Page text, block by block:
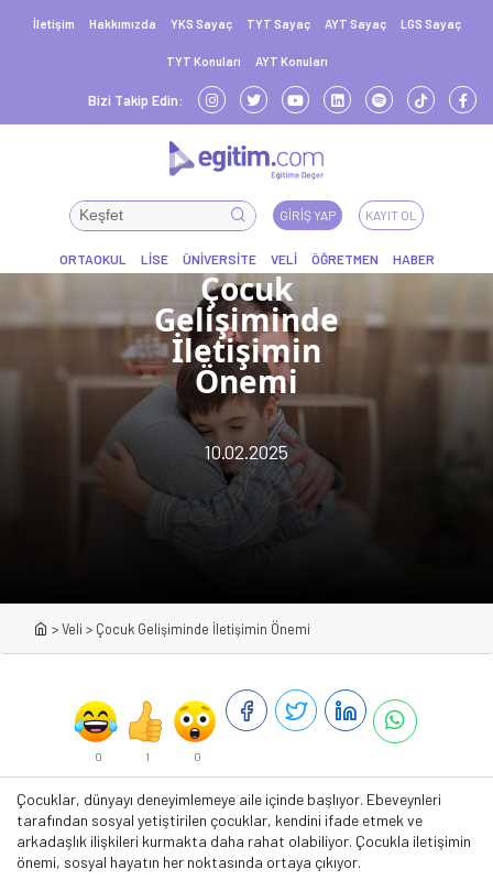
İletişim Hakkımızda YKS Sayaç TYT Sayaç AYT Sayaç LGS Sayaç
TYT Konuları AYT Konuları
Bizi Takip Edin:
GIRIŞ YAP KAYIT OL
Çocuk
Gelişiminde
İletişimin
Önemi
10.02.2025
>Veli > Çocuk Gelişiminde İletişimin Önemi
0 1 0
Çocuklar, dünyayı deneyimlemeye aile içinde başlıyor. Ebeveynleri
tarafından sosyal yetiştirilen çocuklar, kendini ifade etmek ve
arkadaşlık ilişkileri kurmakta daha rahat olabiliyor. Çocukla iletişimin
önemi, sosyal hayatın her noktasında ortaya çıkıyor.